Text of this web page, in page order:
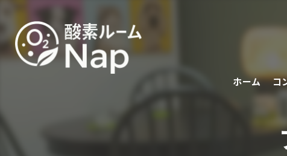
ホーム コ